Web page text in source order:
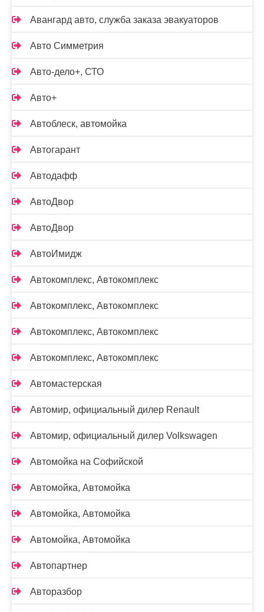
Авангард авто, служба заказа эвакуаторов
Авто Симметрия
Авто-дело+, СТО
Авто+
Автоблеск, автомойка
Автогарант
Автодафф
АвтоДвор
АвтоДвор
АвтоИмидж
Автокомплекс, Автокомплекс
Автокомплекс, Автокомплекс
Автокомплекс, Автокомплекс
Автокомплекс, Автокомплекс
Автомастерская
Автомир, официальный дилер Renault
Автомир, официальный дилер Volkswagen
Автомойка на Софийской
Автомойка, Автомойка
Автомойка, Автомойка
Автомойка, Автомойка
Автопартнер
Авторазбор